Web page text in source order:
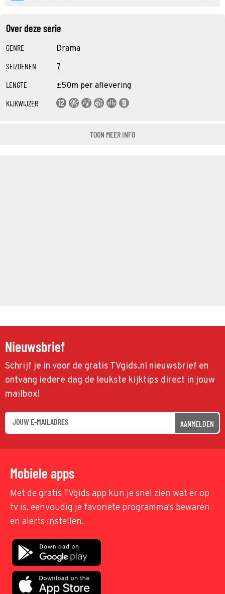
Over deze serie
GENRE Drama
SEIZOENEN 7
LENGTE ±50m per aflevering
KIJKWIJZER
TOON MEER INFO
Nieuwsbrief
Schrijf je in voor de gratis TVgids.nl nieuwsbrief en
ontvang iedere dag de leukste kijktips direct in jouw
mailbox!
AANMELDEN
Mobiele apps
Met de gratis TVgids app kun je snel zien wat er op
tv is, eenvoudig je favoriete programma's bewaren
en alerts instellen.